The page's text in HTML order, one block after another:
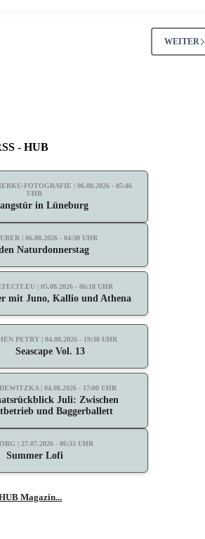
WEITER
- HUB
FOTOGRAFIE | 06.08.2026 - 05:46
UHR
in Lüneburg
| 06.08.2026 - 04:30 UHR
Naturdonnerstag
| 05.08.2026 - 06:18 UHR
mit Juno, Kallio und Athena
PETRY | 04.08.2026 - 19:38 UHR
Seascape Vol. 13
| 04.08.2026 - 17:00 UHR
Juli: Zwischen
und Baggerballett
| 27.07.2026 - 06:33 UHR
Summer Lofi
Magazin...